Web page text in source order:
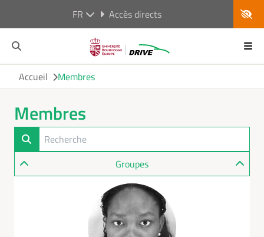
FR Accès directs
Accueil Membres
Membres
Groupes